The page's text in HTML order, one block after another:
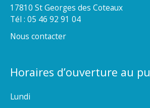
17810 St Georges des Coteaux
Tél : 05 46 92 91 04
Nous contacter
Horaires d’ouverture au
Lundi